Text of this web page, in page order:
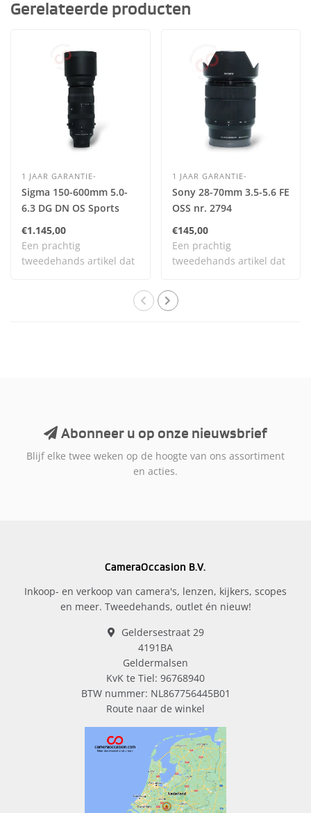
Gerelateerde producten
1 JAAR GARANTIE-
Sigma 150-600mm 5.0-
6.3 DG DN OS Sports
€1.145,00
Een prachtig
tweedehands artikel dat
1 JAAR GARANTIE-
Sony 28-70mm 3.5-5.6 FE
OSS nr. 2794
€145,00
Een prachtig
tweedehands artikel dat
Abonneer u op onze nieuwsbrief
Blijf elke twee weken op de hoogte van ons assortiment
en acties.
CameraOccasion B.V.
Inkoop- en verkoop van camera's, lenzen, kijkers, scopes
en meer. Tweedehands, outlet én nieuw!
Geldersestraat 29
4191BA
Geldermalsen
KvK te Tiel: 96768940
BTW nummer: NL867756445B01
Route naar de winkel